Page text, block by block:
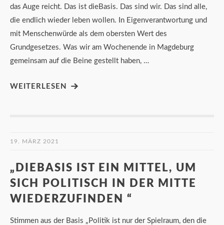
das Auge reicht. Das ist dieBasis. Das sind wir. Das sind alle,
die endlich wieder leben wollen. In Eigenverantwortung und
mit Menschenwürde als dem obersten Wert des
Grundgesetzes. Was wir am Wochenende in Magdeburg
gemeinsam auf die Beine gestellt haben, …
WEITERLESEN
19. MÄRZ 2021
„DIEBASIS IST EIN MITTEL, UM
SICH POLITISCH IN DER MITTE
WIEDERZUFINDEN “
Stimmen aus der Basis „Politik ist nur der Spielraum, den die